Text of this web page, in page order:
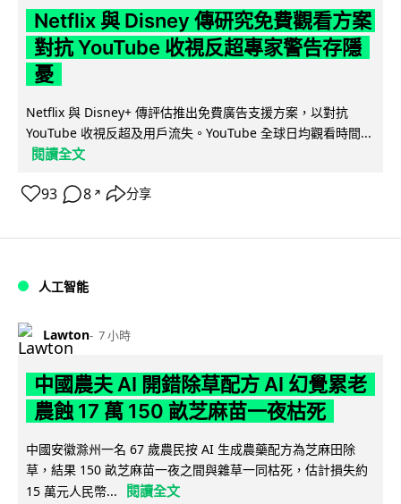
Netflix 與 Disney 傳研究免費觀看方案
對抗 YouTube 收視反超專家警告存隱
憂
Netflix 與 Disney+ 傳評估推出免費廣告支援方案，以對抗
YouTube 收視反超及用戶流失。YouTube 全球日均觀看時間...
閱讀全文
93 8 ↗ 分享
人工智能
Lawton 7 小時
中國農夫 AI 開錯除草配方 AI 幻覺累老
農蝕 17 萬 150 畝芝麻苗一夜枯死
中國安徽滁州一名 67 歲農民按 AI 生成農藥配方為芝麻田除
草，結果 150 畝芝麻苗一夜之間與雜草一同枯死，估計損失約
15 萬元人民幣...
閱讀全文